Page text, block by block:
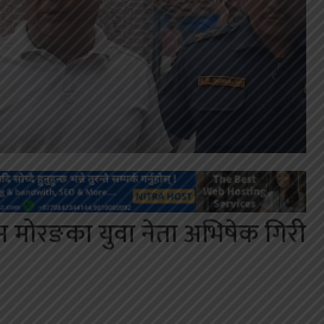
मोरङका युवा नेता अभिषेक गिरी